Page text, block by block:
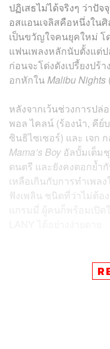
ปฏิเสธไม่ได้จริงๆ ว่าปั
อสแอนเจลิสคือหนึ่งใน
เป็นขวัญใจคนยุคใหม่ โ
แฟนเพลงหลักนับตั้งแต่
ก่อนจะโด่งดังเปรี้ยงปร้
อกหักในMalibu Nights
หลังจากเว้นช่วงการป
พอล ไคลน์ (ร้องนำ, คีย์
ซินธิไซเซอร์) และ เจก
Mama’s Boy อัลบั้มเต็ม
ดนตรี และยังคงตอกย้ำ
เหลือเกินกับการทำเพล
ฟังเพลิน ชนิดที่ว่าไม่ต้อ
แกรมมี่ ผู้คนก็พร้อมเปิด
งานชุดนี้ทางวงได้โปรดิ
สัน และแชด โคปลิน เห